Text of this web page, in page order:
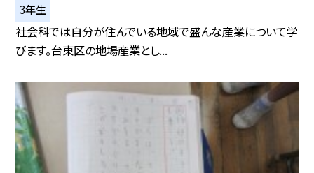
3年生
社会科では自分が住んでいる地域で盛んな産業について学
びます。台東区の地場産業とし...